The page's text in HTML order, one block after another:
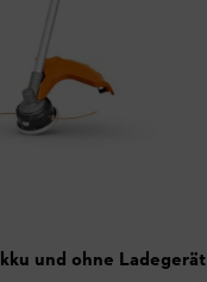
und ohne Ladegerät